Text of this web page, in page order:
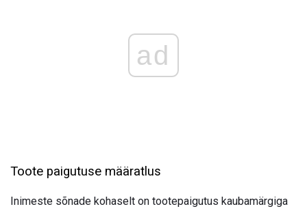
ad
Toote paigutuse määratlus
Inimeste sõnade kohaselt on tootepaigutus kaubamärgiga